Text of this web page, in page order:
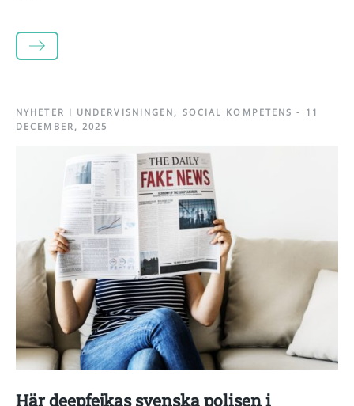
LÄS MER
NYHETER I UNDERVISNINGEN , SOCIAL KOMPETENS -
11
DECEMBER, 2025
Här deepfejkas svenska polisen i